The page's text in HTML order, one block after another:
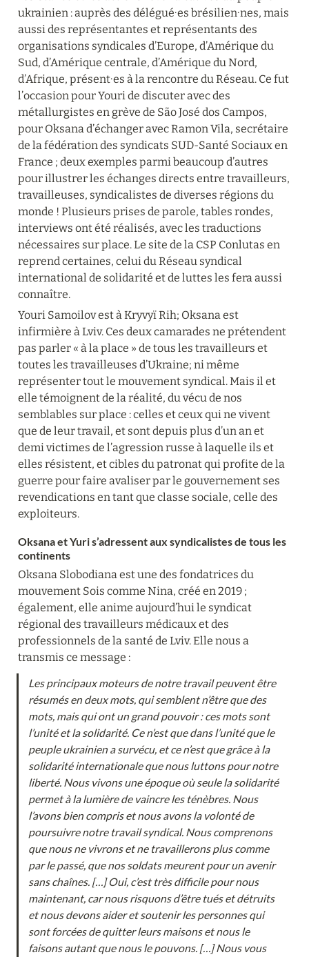
ukrainien : auprès des délégué∙es brésilien∙nes, mais
aussi des représentantes et représentants des
organisations syndicales d’Europe, d’Amérique du
Sud, d’Amérique centrale, d’Amérique du Nord,
d’Afrique, présent∙es à la rencontre du Réseau. Ce fut
l’occasion pour Youri de discuter avec des
métallurgistes en grève de São José dos Campos,
pour Oksana d’échanger avec Ramon Vila, secrétaire
de la fédération des syndicats SUD-Santé Sociaux en
France ; deux exemples parmi beaucoup d’autres
pour illustrer les échanges directs entre travailleurs,
travailleuses, syndicalistes de diverses régions du
monde ! Plusieurs prises de parole, tables rondes,
interviews ont été réalisés, avec les traductions
nécessaires sur place. Le site de la CSP Conlutas en
reprend certaines, celui du Réseau syndical
international de solidarité et de luttes les fera aussi
connaître.
Youri Samoilov est à Kryvyï Rih; Oksana est
infirmière à Lviv. Ces deux camarades ne prétendent
pas parler « à la place » de tous les travailleurs et
toutes les travailleuses d’Ukraine; ni même
représenter tout le mouvement syndical. Mais il et
elle témoignent de la réalité, du vécu de nos
semblables sur place : celles et ceux qui ne vivent
que de leur travail, et sont depuis plus d’un an et
demi victimes de l’agression russe à laquelle ils et
elles résistent, et cibles du patronat qui profite de la
guerre pour faire avaliser par le gouvernement ses
revendications en tant que classe sociale, celle des
exploiteurs.
Oksana et Yuri s’adressent aux syndicalistes de tous les
continents
Oksana Slobodiana est une des fondatrices du
mouvement Sois comme Nina, créé en 2019 ;
également, elle anime aujourd’hui le syndicat
régional des travailleurs médicaux et des
professionnels de la santé de Lviv. Elle nous a
transmis ce message :
Les principaux moteurs de notre travail peuvent être
résumés en deux mots, qui semblent n’être que des
mots, mais qui ont un grand pouvoir : ces mots sont
l’unité et la solidarité. Ce n’est que dans l’unité que le
peuple ukrainien a survécu, et ce n’est que grâce à la
solidarité internationale que nous luttons pour notre
liberté. Nous vivons une époque où seule la solidarité
permet à la lumière de vaincre les ténèbres. Nous
l’avons bien compris et nous avons la volonté de
poursuivre notre travail syndical. Nous comprenons
que nous ne vivrons et ne travaillerons plus comme
par le passé, que nos soldats meurent pour un avenir
sans chaînes. […] Oui, c’est très difficile pour nous
maintenant, car nous risquons d’être tués et détruits
et nous devons aider et soutenir les personnes qui
sont forcées de quitter leurs maisons et nous le
faisons autant que nous le pouvons. […] Nous vous